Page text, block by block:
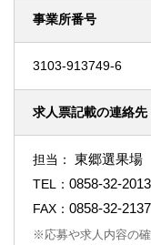
事業所番号
3103-913749-6
求人票記載の連絡先
担当： 東郷選果
TEL： 0858-32-2013
FAX： 0858-32-2137
※応募や求人内容の